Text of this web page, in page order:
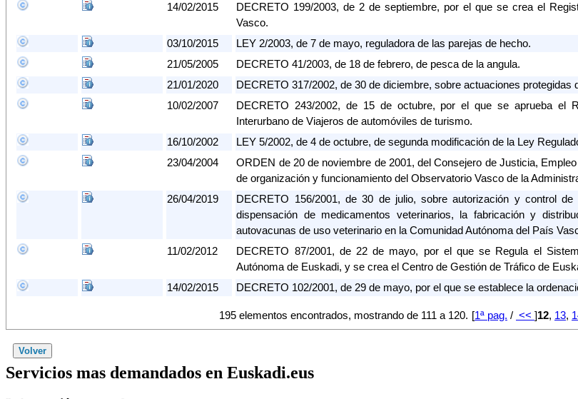
14/02/2015
DECRETO 199/2003, de 2 de septiembre, por el que se crea el
Vasco.
03/10/2015 LEY 2/2003, de 7 de mayo, reguladora de las parejas de hecho.
21/05/2005
DECRETO 41/2003, de 18 de febrero, de pesca de la angula.
21/01/2020
DECRETO 317/2002, de 30 de diciembre, sobre actuaciones protegidas
10/02/2007
DECRETO 243/2002, de 15 de octubre, por el que se aprueba el
Interurbano de Viajeros de automóviles de turismo.
16/10/2002 LEY 5/2002, de 4 de octubre, de segunda modificación de la Ley
23/04/2004
ORDEN de 20 de noviembre de 2001, del Consejero de Justicia,
de organización y funcionamiento del Observatorio Vasco de la
26/04/2019
DECRETO 156/2001, de 30 de julio, sobre autorización y control
dispensación de medicamentos veterinarios, la fabricación y
autovacunas de uso veterinario en la Comunidad Autónoma del País
11/02/2012
DECRETO 87/2001, de 22 de mayo, por el que se Regula el
Autónoma de Euskadi, y se crea el Centro de Gestión de Tráfico de
14/02/2015 DECRETO 102/2001, de 29 de mayo, por el que se establece la
195 elementos encontrados, mostrando de 111 a 120. [1ª pag. / << ]12, 13,
Servicios mas demandados en Euskadi.eus